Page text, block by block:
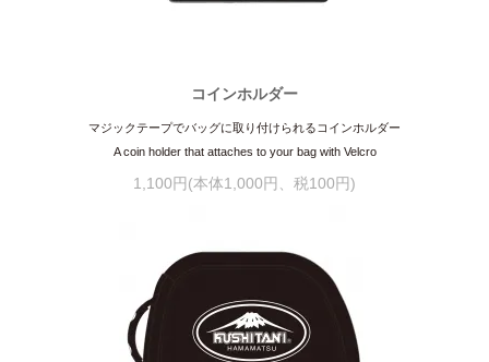
コインホルダー
マジックテープでバッグに取り付けられるコインホルダー
A coin holder that attaches to your bag with Velcro
1,100円(本体1,000円、税100円)